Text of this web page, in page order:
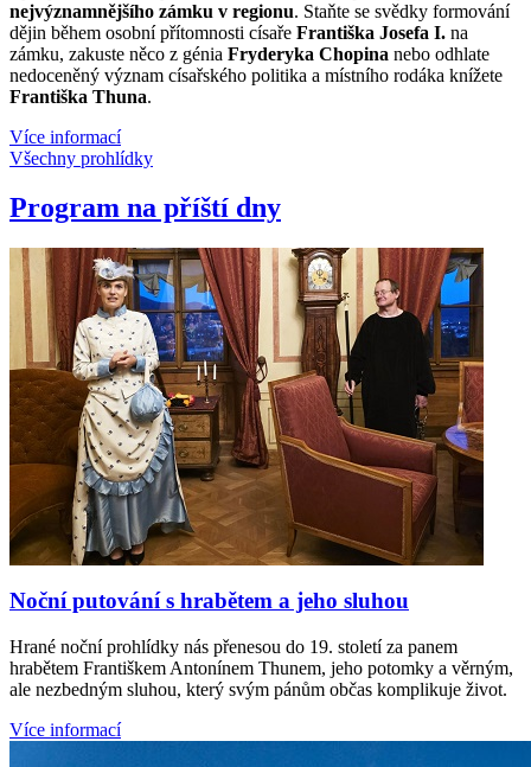
nejvýznamnějšího zámku v regionu. Staňte se svědky formování
dějin během osobní přítomnosti císaře Františka Josefa I. na
zámku, zakuste něco z génia Fryderyka Chopina nebo odhlate
nedoceněný význam císařského politika a místního rodáka knížete
Františka Thuna.
Více informací
Všechny prohlídky
Program na příští dny
Noční putování s hrabětem a jeho sluhou
Hrané noční prohlídky nás přenesou do 19. století za panem
hrabětem Františkem Antonínem Thunem, jeho potomky a věrným,
ale nezbedným sluhou, který svým pánům občas komplikuje život.
Více informací